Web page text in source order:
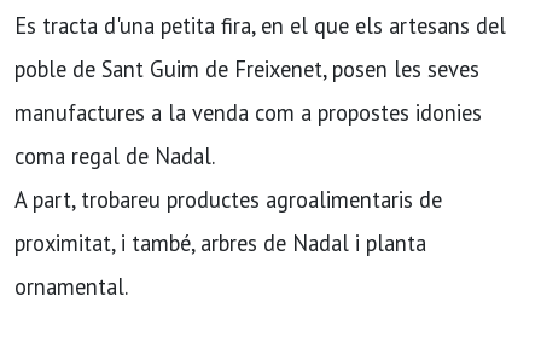
Es tracta d'una petita fira, en el que els artesans del
poble de Sant Guim de Freixenet, posen les seves
manufactures a la venda com a propostes idonies
coma regal de Nadal.
A part, trobareu productes agroalimentaris de
proximitat, i també, arbres de Nadal i planta
ornamental.